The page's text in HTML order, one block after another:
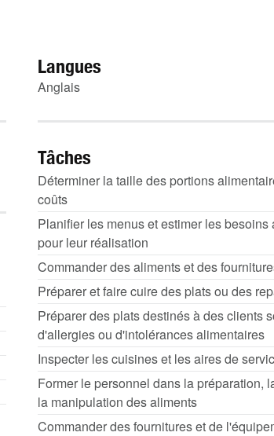
Langues
Anglais
Tâches
Déterminer la taille des portions
coûts
Planifier les menus et estimer les besoins
pour leur réalisation
Commander des aliments et des
Préparer et faire cuire des plats ou des
Préparer des plats destinés à des clients
d'allergies ou d'intolérances alimentaires
Inspecter les cuisines et les aires de
Former le personnel dans la préparation,
la manipulation des aliments
Commander des fournitures et de